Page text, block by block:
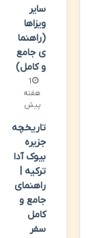
سایر
ویزاها
(راهنما
ی جامع
و کامل)
1
هفته
پیش
تاریخچه
جزیره
بیوک آدا
ترکیه |
راهنمای
جامع و
کامل
سفر